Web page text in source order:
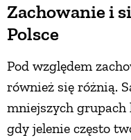
Zachowanie i
Polsce
Pod względem
również się różnią.
mniejszych grupach
gdy jelenie często